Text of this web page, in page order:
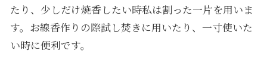
たり、少しだけ焼香したい時私は割った一片を用いま
す。お線香作りの際試し焚きに用いたり、一寸使いた
い時に便利です。